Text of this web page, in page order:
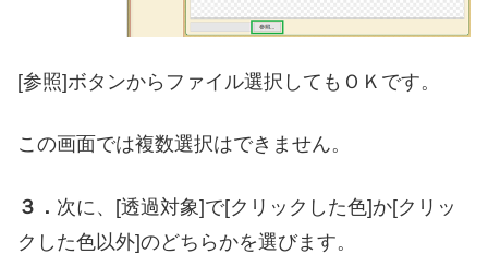
[参照]ボタンからファイル選択してもＯＫです。
この画面では複数選択はできません。
３． 次に、[透過対象]で[クリックした色]か[クリッ
クした色以外]のどちらかを選びます。